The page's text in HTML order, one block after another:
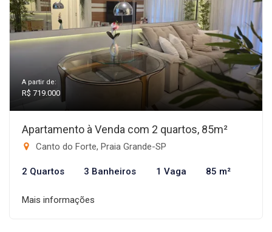
A partir de:
R$ 719.000
Apartamento à Venda com 2 quartos, 85m²
Canto do Forte, Praia Grande-SP
2 Quartos 3 Banheiros 1 Vaga 85 m²
Mais informações